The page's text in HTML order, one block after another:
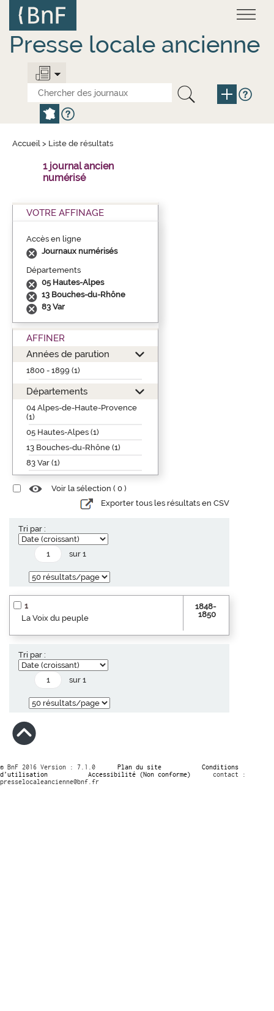
contenu
principal
Presse locale ancienne
Accueil > Liste de résultats
1 journal ancien
numérisé
VOTRE AFFINAGE
Accès en ligne
Journaux numérisés
Départements
05 Hautes-Alpes
13 Bouches-du-Rhône
83 Var
AFFINER
Années de parution
1800 - 1899 (1)
Départements
04 Alpes-de-Haute-Provence
(1)
05 Hautes-Alpes (1)
13 Bouches-du-Rhône (1)
83 Var (1)
Voir la sélection ( 0 )
Exporter tous les résultats en CSV
Tri par :
sur 1
1
La Voix du peuple
1848-
1850
Tri par :
sur 1
© BnF 2016 Version : 7.1.0 Plan du site
Conditions
d’utilisation
Accessibilité (Non conforme)
contact :
presselocaleancienne@bnf.fr
Panneau de gestion des cookies